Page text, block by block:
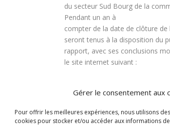
Gérer le consentement aux
Pour offrir les meilleures expériences, nous utilisons
cookies pour stocker et/ou accéder aux informations
du secteur Sud Bourg de la
Pendant un an à
compter de la date de clôture de
seront tenus à la disposition du
rapport, avec ses conclusions
le site internet suivant :
Cayenne, le 04/06/2021